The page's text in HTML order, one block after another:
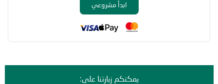
ابدأ مشروعي
يمكنكم زيارتنا على: